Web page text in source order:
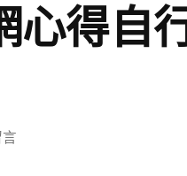
心得自